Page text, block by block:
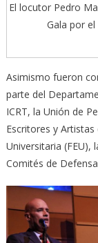
El locutor Pedro
Gala por
Asimismo fueron
parte del
ICRT, la Unión de
Escritores y Artistas
Universitaria (FEU),
Comités de